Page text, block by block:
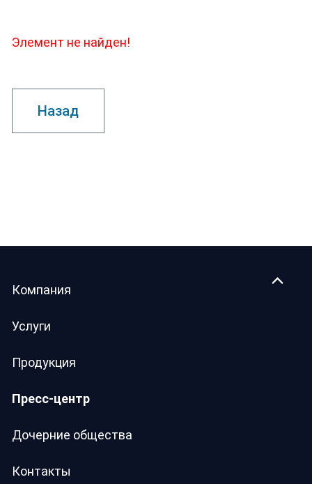
Элемент не найден!
Назад
Компания
Услуги
Продукция
Пресс-центр
Дочерние общества
Контакты